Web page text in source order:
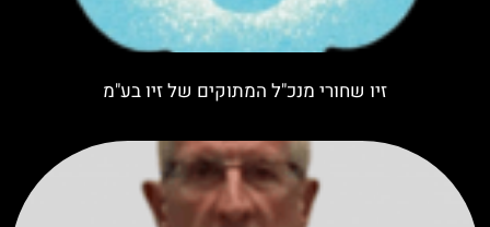
זיו שחורי מנכ"ל המתוקים של זיו בע"מ